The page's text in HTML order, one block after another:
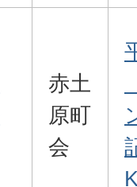
赤土
原町
会